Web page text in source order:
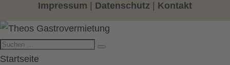
Impressum Datenschutz Kontakt
Startseite